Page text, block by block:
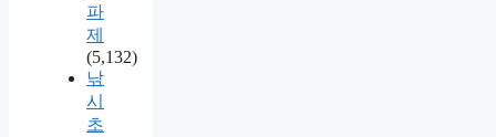
파
제
(5,132)
낚
시
초